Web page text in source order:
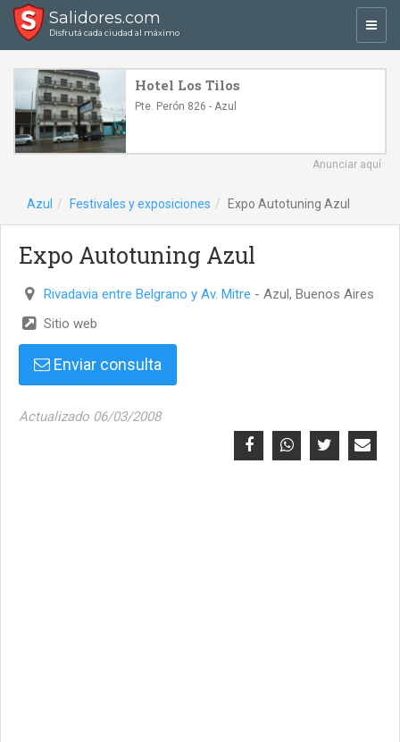
Salidores.com
Disfrutá cada ciudad al máximo
Hotel Los Tilos
Pte. Perón 826 - Azul
Anunciar aquí
Azul Festivales y exposiciones Expo Autotuning Azul
Expo Autotuning Azul
Rivadavia entre Belgrano y Av. Mitre - Azul, Buenos Aires
Sitio web
Enviar consulta
Actualizado 06/03/2008